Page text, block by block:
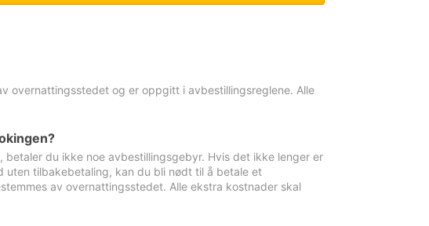
overnattingsstedet og er oppgitt i avbestillingsreglene. Alle
du ikke noe avbestillingsgebyr. Hvis det ikke lenger er
uten tilbakebetaling, kan du bli nødt til å betale et
av overnattingsstedet. Alle ekstra kostnader skal